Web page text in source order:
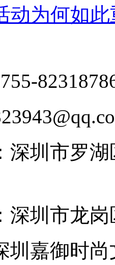
动为何如
深圳市罗
深圳市龙
圳嘉御时